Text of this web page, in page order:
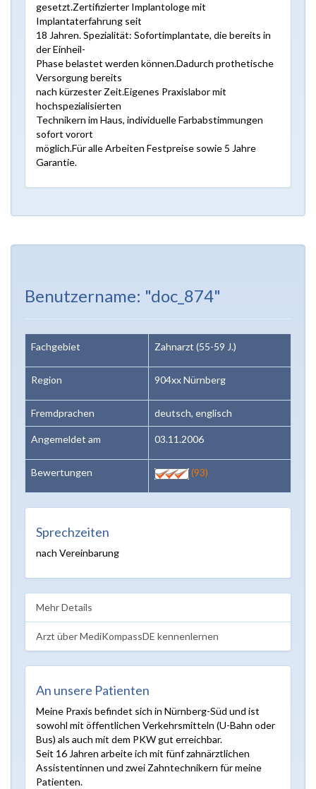
gesetzt.Zertifizierter Implantologe mit
Implantaterfahrung seit
18 Jahren. Spezialität: Sofortimplantate, die bereits in
der Einheil-
Phase belastet werden können.Dadurch prothetische
Versorgung bereits
nach kürzester Zeit.Eigenes Praxislabor mit
hochspezialisierten
Technikern im Haus, individuelle Farbabstimmungen
sofort vorort
möglich.Für alle Arbeiten Festpreise sowie 5 Jahre
Garantie.
Benutzername: "doc_874"
Fachgebiet Zahnarzt (55-59 J.)
Region 904xx Nürnberg
Fremdprachen deutsch, englisch
Angemeldet am 03.11.2006
Bewertungen (93)
Sprechzeiten
nach Vereinbarung
Mehr Details
Arzt über MediKompassDE kennenlernen
An unsere Patienten
Meine Praxis befindet sich in Nürnberg-Süd und ist
sowohl mit öffentlichen Verkehrsmitteln (U-Bahn oder
Bus) als auch mit dem PKW gut erreichbar.
Seit 16 Jahren arbeite ich mit fünf zahnärztlichen
Assistentinnen und zwei Zahntechnikern für meine
Patienten.